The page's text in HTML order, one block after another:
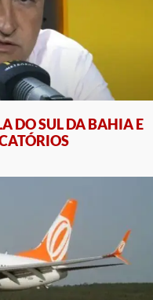
DO SUL DA BAHIA E